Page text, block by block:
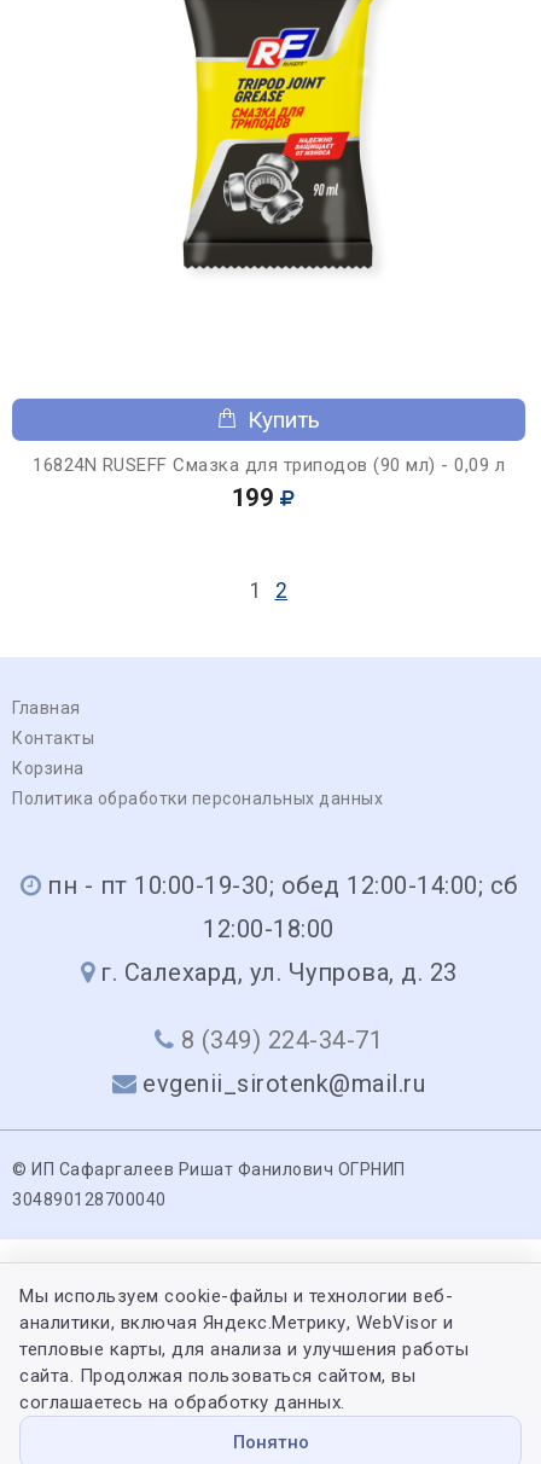
Купить
16824N RUSEFF Смазка для триподов (90 мл) - 0,09 л
199
1 2
Главная
Контакты
Корзина
Политика обработки персональных данных
пн - пт 10:00-19-30; обед 12:00-14:00; сб
12:00-18:00
г. Салехард, ул. Чупрова, д. 23
8 (349) 224-34-71
evgenii_sirotenk@mail.ru
© ИП Сафаргалеев Ришат Фанилович ОГРНИП
304890128700040
Мы используем cookie-файлы и технологии веб-
аналитики, включая Яндекс.Метрику, WebVisor и
тепловые карты, для анализа и улучшения работы
сайта. Продолжая пользоваться сайтом, вы
соглашаетесь на обработку данных.
Понятно